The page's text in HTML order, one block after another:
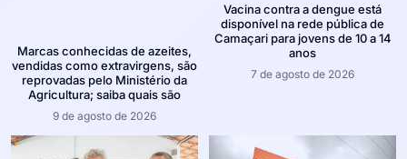
Marcas conhecidas de azeites,
vendidas como extravirgens, são
reprovadas pelo Ministério da
Agricultura; saiba quais são
9 de agosto de 2026
Vacina contra a dengue está
disponível na rede pública de
Camaçari para jovens de 10 a 14
anos
7 de agosto de 2026